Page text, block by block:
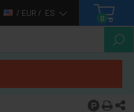
/ EUR / ES
0